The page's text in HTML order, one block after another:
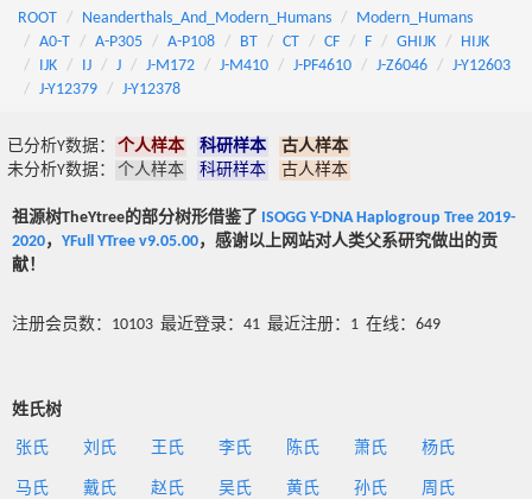
ROOT Neanderthals_And_Modern_Humans
Modern_Humans
A0-T
A-P305 A-P108 BT CT CF F GHIJK
HIJK
IJK
IJ J J-M172 J-M410 J-PF4610 J-Z6046
J-Y12603
J-Y12379
J-Y12378
已分析Y数据： 个人样本 科研样本
古人样本
未分析Y数据：
个人样本 科研样本 古人样本
祖源树TheYtree的部分树形借鉴了 ISOGG Y-DNA Haplogroup Tree 2019-
2020， YFull YTree v9.05.00，感谢以上网站对人类父系研究做出的贡
献！
注册会员数：10103 最近登录：41 最近注册：1 在线：649
姓氏树
张氏 刘氏 王氏 李氏 陈氏 萧氏 杨氏
马氏 戴氏 赵氏 吴氏 黄氏 孙氏 周氏